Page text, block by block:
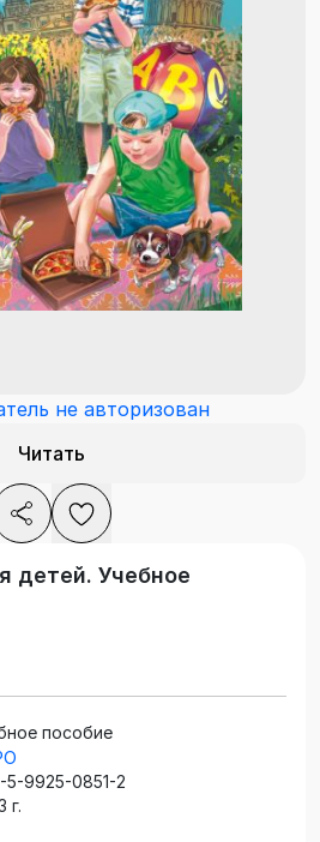
не авторизован
Читать
детей. Учебное
пособие
5-9925-0851-2
г.